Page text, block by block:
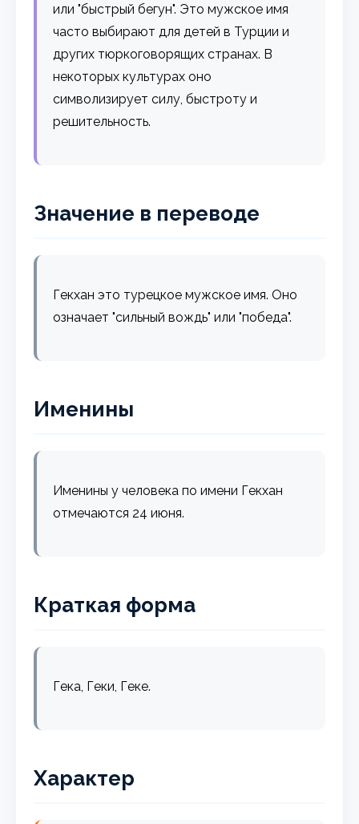
или "быстрый бегун". Это мужское имя
часто выбирают для детей в Турции и
других тюркоговорящих странах. В
некоторых культурах оно
символизирует силу, быстроту и
решительность.
Значение в переводе
Гекхан это турецкое мужское имя. Оно
означает "сильный вождь" или "победа".
Именины
Именины у человека по имени Гекхан
отмечаются 24 июня.
Краткая форма
Гека, Геки, Геке.
Характер